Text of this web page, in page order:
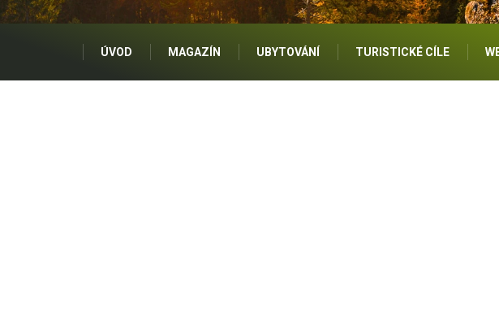
ÚVOD MAGAZÍN UBYTOVÁNÍ TURISTICKÉ CÍLE